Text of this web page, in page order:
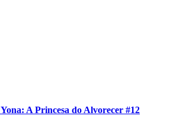
Yona: A Princesa do Alvorecer #12